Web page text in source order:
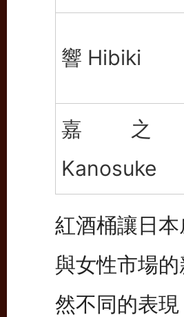
響 Hibiki
嘉之
Kanosuke
紅酒桶讓日
與女性市場
然不同的表